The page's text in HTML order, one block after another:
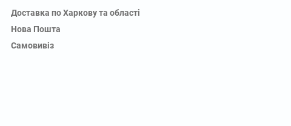
Доставка по Харкову та області
Нова Пошта
Самовивіз